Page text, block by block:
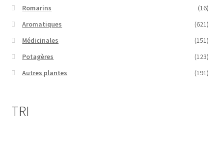
Romarins
(16)
Aromatiques
(621)
Médicinales
(151)
Potagères
(123)
Autres plantes
(191)
TRI